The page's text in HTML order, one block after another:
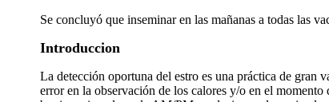
Se concluyó que inseminar en las mañanas a todas las
Introduccion
La detección oportuna del estro es una práctica de gran
error en la observación de los calores y/o en el